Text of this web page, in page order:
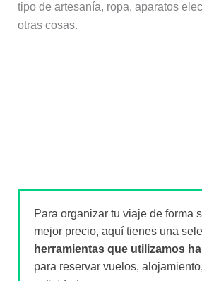
tipo de artesanía, ropa, aparatos
otras cosas.
Para organizar tu viaje de forma
mejor precio, aquí tienes una
herramientas que utilizamos
para reservar vuelos,